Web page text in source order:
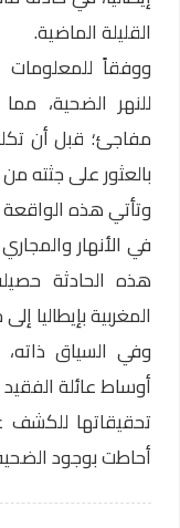
القليلة الماضية.
ووفقاً للمعلومات
للنهر الضحية،
مفاجئ؛ قبل أن
بالعثور على جثته
وتأتي هذه
في الأنهار
هذه الحادثة
المغربية بإيطاليا
وفي السياق
أوساط عائلة الفقيد
تحقيقاتها للكشف
أحاطت بوجود